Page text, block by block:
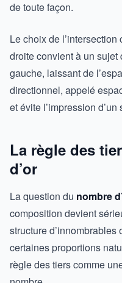
de toute façon.
Le choix de
droite convient à un
gauche, laissant de
directionnel, appelé
et évite l’impression
La règle des
d’or
La question du nombre
composition devient
structure
certaines proportions
règle des tiers comme